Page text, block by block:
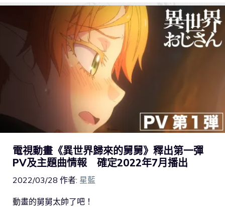
電視動畫《異世界歸來的舅舅》釋出第一彈
PV及主題曲情報 確定2022年7月播出
2022/03/28 作者: 星藍
動畫的舅舅太帥了吧！